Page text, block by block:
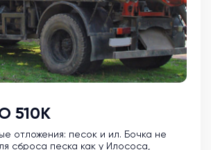
510К
отложения: песок и ил. Бочка не
сброса песка как у Илососа,